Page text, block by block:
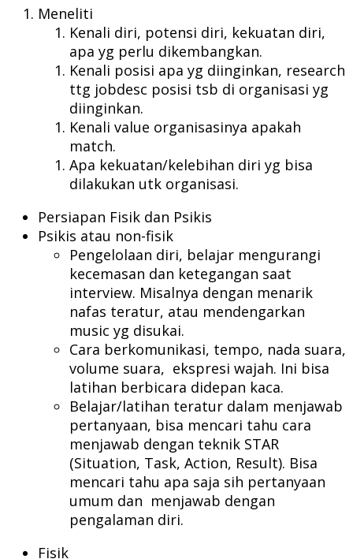
Meneliti
Kenali diri, potensi diri, kekuatan diri,
apa yg perlu dikembangkan.
Kenali posisi apa yg diinginkan, research
ttg jobdesc posisi tsb di organisasi yg
diinginkan.
Kenali value organisasinya apakah
match.
Apa kekuatan/kelebihan diri yg bisa
dilakukan utk organisasi.
Persiapan Fisik dan Psikis
Psikis atau non-fisik
Pengelolaan diri, belajar mengurangi
kecemasan dan ketegangan saat
interview. Misalnya dengan menarik
nafas teratur, atau mendengarkan
music yg disukai.
Cara berkomunikasi, tempo, nada suara,
volume suara, ekspresi wajah. Ini bisa
latihan berbicara didepan kaca.
Belajar/latihan teratur dalam menjawab
pertanyaan, bisa mencari tahu cara
menjawab dengan teknik STAR
(Situation, Task, Action, Result). Bisa
mencari tahu apa saja sih pertanyaan
umum dan menjawab dengan
pengalaman diri.
Fisik